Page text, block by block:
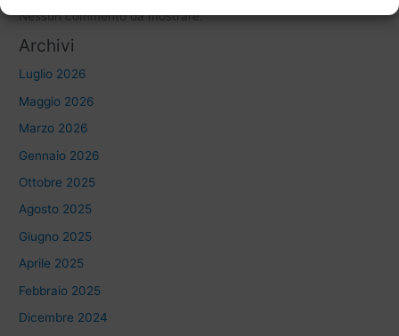
Nessun commento da mostrare.
Archivi
Luglio 2026
Maggio 2026
Marzo 2026
Gennaio 2026
Ottobre 2025
Agosto 2025
Giugno 2025
Aprile 2025
Febbraio 2025
Dicembre 2024